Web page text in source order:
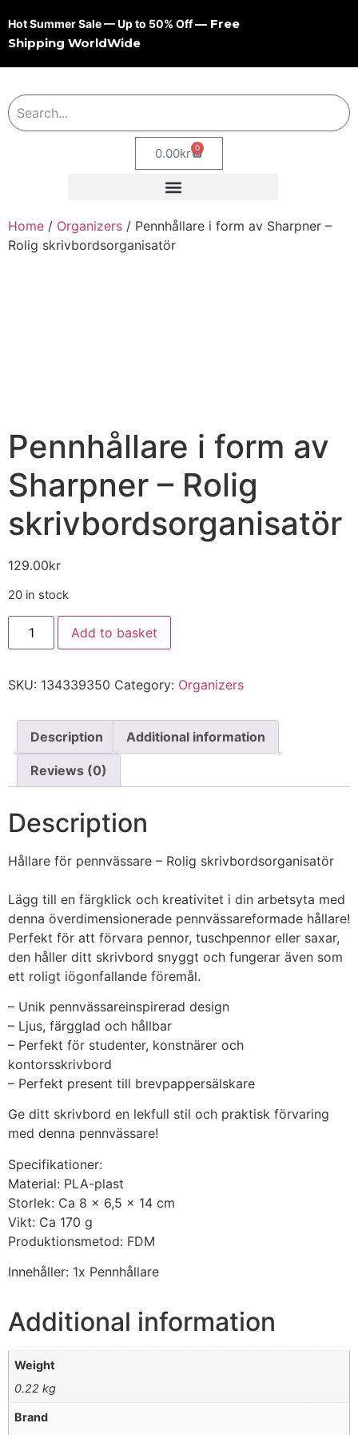
Hot Summer Sale — Up to 50% Off— Free
Shipping WorldWide
0.00kr 0
Home / Organizers / Pennhållare i form av Sharpner –
Rolig skrivbordsorganisatör
Pennhållare i form av
Sharpner – Rolig
skrivbordsorganisatör
129.00kr
20 in stock
Add to basket
SKU: 134339350 Category: Organizers
Description Additional information
Reviews (0)
Description
Hållare för pennvässare – Rolig skrivbordsorganisatör
Lägg till en färgklick och kreativitet i din arbetsyta med
denna överdimensionerade pennvässareformade hållare!
Perfekt för att förvara pennor, tuschpennor eller saxar,
den håller ditt skrivbord snyggt och fungerar även som
ett roligt iögonfallande föremål.
– Unik pennvässareinspirerad design
– Ljus, färgglad och hållbar
– Perfekt för studenter, konstnärer och
kontorsskrivbord
– Perfekt present till brevpappersälskare
Ge ditt skrivbord en lekfull stil och praktisk förvaring
med denna pennvässare!
Specifikationer:
Material: PLA-plast
Storlek: Ca 8 x 6,5 x 14 cm
Vikt: Ca 170 g
Produktionsmetod: FDM
Innehåller: 1x Pennhållare
Additional information
Weight
0.22 kg
Brand